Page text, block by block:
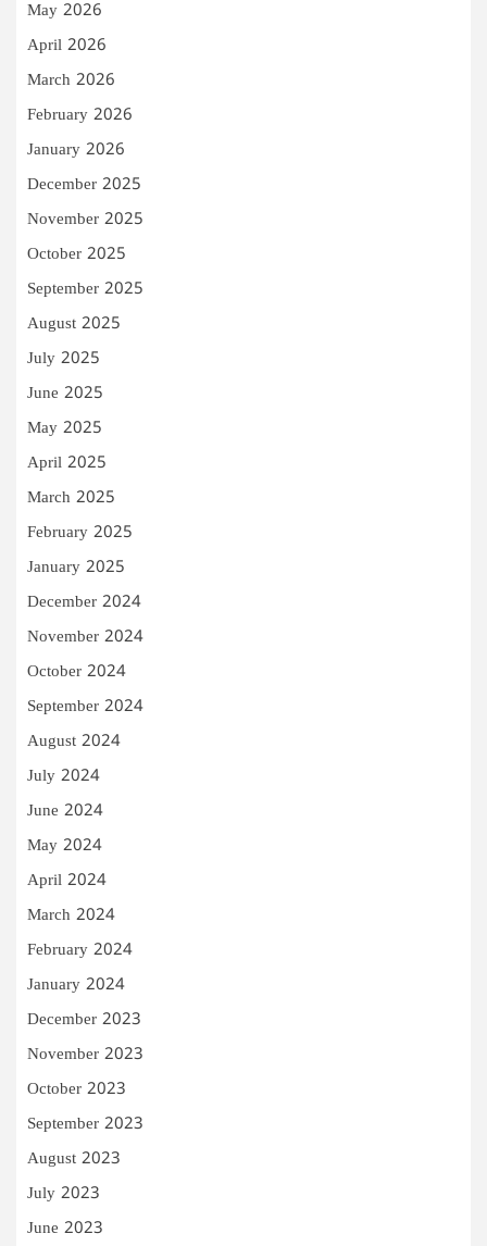
May 2026
April 2026
March 2026
February 2026
January 2026
December 2025
November 2025
October 2025
September 2025
August 2025
July 2025
June 2025
May 2025
April 2025
March 2025
February 2025
January 2025
December 2024
November 2024
October 2024
September 2024
August 2024
July 2024
June 2024
May 2024
April 2024
March 2024
February 2024
January 2024
December 2023
November 2023
October 2023
September 2023
August 2023
July 2023
June 2023